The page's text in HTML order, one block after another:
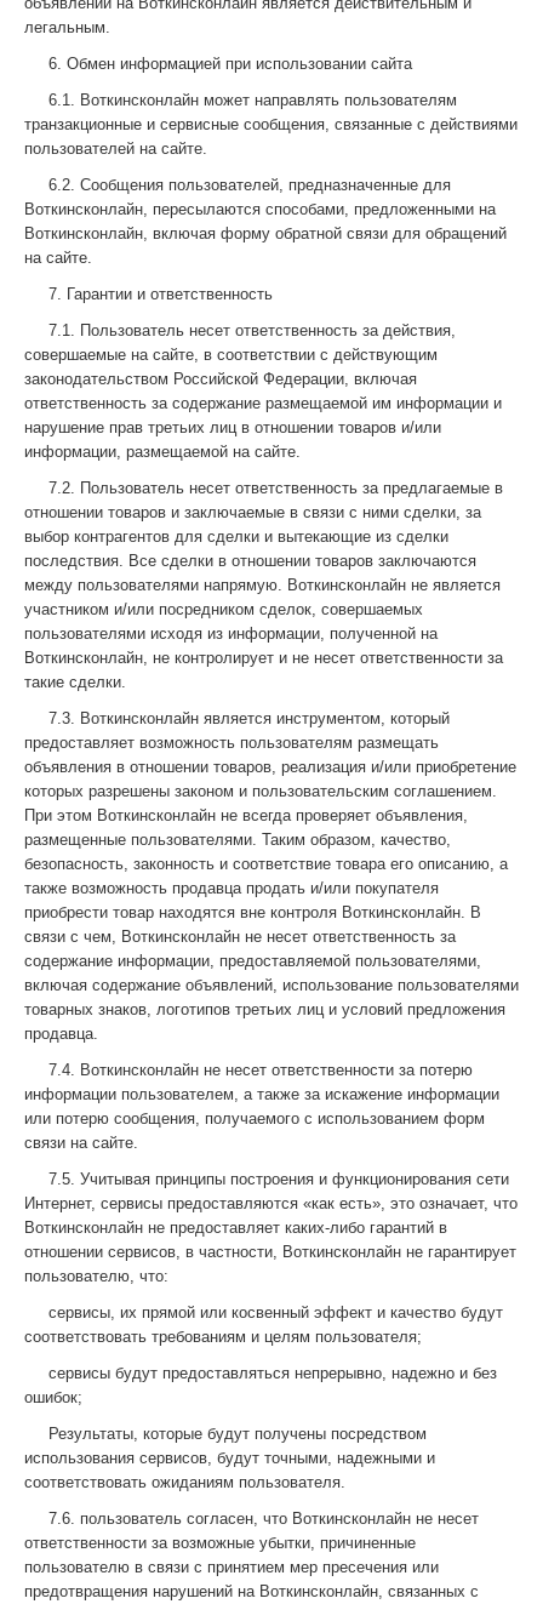
легальным.
6. Обмен информацией при использовании сайта
6.1. Воткинсконлайн может направлять пользователям
транзакционные и сервисные сообщения, связанные с действиями
пользователей на сайте.
6.2. Сообщения пользователей, предназначенные для
Воткинсконлайн, пересылаются способами, предложенными на
Воткинсконлайн, включая форму обратной связи для обращений
на сайте.
7. Гарантии и ответственность
7.1. Пользователь несет ответственность за действия,
совершаемые на сайте, в соответствии с действующим
законодательством Российской Федерации, включая
ответственность за содержание размещаемой им информации и
нарушение прав третьих лиц в отношении товаров и/или
информации, размещаемой на сайте.
7.2. Пользователь несет ответственность за предлагаемые в
отношении товаров и заключаемые в связи с ними сделки, за
выбор контрагентов для сделки и вытекающие из сделки
последствия. Все сделки в отношении товаров заключаются
между пользователями напрямую. Воткинсконлайн не является
участником и/или посредником сделок, совершаемых
пользователями исходя из информации, полученной на
Воткинсконлайн, не контролирует и не несет ответственности за
такие сделки.
7.3. Воткинсконлайн является инструментом, который
предоставляет возможность пользователям размещать
объявления в отношении товаров, реализация и/или приобретение
которых разрешены законом и пользовательским соглашением.
При этом Воткинсконлайн не всегда проверяет объявления,
размещенные пользователями. Таким образом, качество,
безопасность, законность и соответствие товара его описанию, а
также возможность продавца продать и/или покупателя
приобрести товар находятся вне контроля Воткинсконлайн. В
связи с чем, Воткинсконлайн не несет ответственность за
содержание информации, предоставляемой пользователями,
включая содержание объявлений, использование пользователями
товарных знаков, логотипов третьих лиц и условий предложения
продавца.
7.4. Воткинсконлайн не несет ответственности за потерю
информации пользователем, а также за искажение информации
или потерю сообщения, получаемого с использованием форм
связи на сайте.
7.5. Учитывая принципы построения и функционирования сети
Интернет, сервисы предоставляются «как есть», это означает, что
Воткинсконлайн не предоставляет каких-либо гарантий в
отношении сервисов, в частности, Воткинсконлайн не гарантирует
пользователю, что:
сервисы, их прямой или косвенный эффект и качество будут
соответствовать требованиям и целям пользователя;
сервисы будут предоставляться непрерывно, надежно и без
ошибок;
Результаты, которые будут получены посредством
использования сервисов, будут точными, надежными и
соответствовать ожиданиям пользователя.
7.6. пользователь согласен, что Воткинсконлайн не несет
ответственности за возможные убытки, причиненные
пользователю в связи с принятием мер пресечения или
предотвращения нарушений на Воткинсконлайн, связанных с